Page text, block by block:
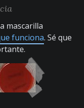
mascarilla
funciona. Sé que